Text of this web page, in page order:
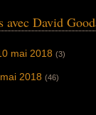
avec David
mai 2018 (3)
2018 (46)